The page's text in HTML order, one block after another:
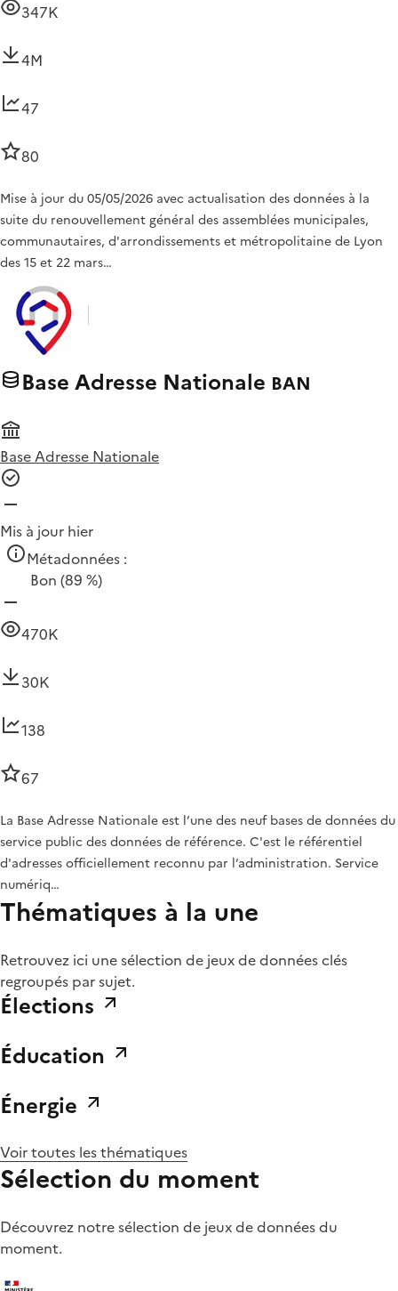
347K
4M
47
80
Mise à jour du 05/05/2026 avec actualisation des données à la
suite du renouvellement général des assemblées municipales,
communautaires, d'arrondissements et métropolitaine de Lyon
des 15 et 22 mars…
Base Adresse Nationale BAN
Base Adresse Nationale
Mis à jour hier
Métadonnées :
Bon (89 %)
470K
30K
138
67
La Base Adresse Nationale est l’une des neuf bases de données du
service public des données de référence. C'est le référentiel
d'adresses officiellement reconnu par l’administration. Service
numériq…
Thématiques à la une
Retrouvez ici une sélection de jeux de données clés
regroupés par sujet.
Élections
Éducation
Énergie
Voir toutes les thématiques
Sélection du moment
Découvrez notre sélection de jeux de données du
moment.